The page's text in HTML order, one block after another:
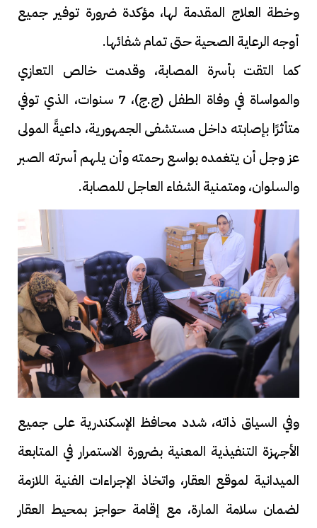
وخطة العلاج المقدمة لها، مؤكدة ضرورة توفير جميع
أوجه الرعاية الصحية حتى تمام شفائها.
كما التقت بأسرة المصابة، وقدمت خالص التعازي
والمواساة في وفاة الطفل (ج.ج)، 7 سنوات، الذي توفي
متأثرًا بإصابته داخل مستشفى الجمهورية، داعيةً المولى
عز وجل أن يتغمده بواسع رحمته وأن يلهم أسرته الصبر
والسلوان، ومتمنية الشفاء العاجل للمصابة.
وفي السياق ذاته، شدد محافظ الإسكندرية على جميع
الأجهزة التنفيذية المعنية بضرورة الاستمرار في المتابعة
الميدانية لموقع العقار، واتخاذ الإجراءات الفنية اللازمة
لضمان سلامة المارة، مع إقامة حواجز بمحيط العقار